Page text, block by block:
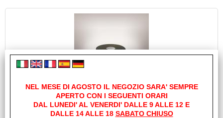
MATERIALE ISOLANTE ADESIVO ARMAFLEX HOME
50MM X15MT SP.3MM
NEL MESE DI AGOSTO IL NEGOZIO SARA' SEMPRE
APERTO CON I SEGUENTI ORARI
DAL LUNEDI' AL VENERDI' DALLE 9 ALLE 12 E
DALLE 14 ALLE 18 SABATO CHIUSO